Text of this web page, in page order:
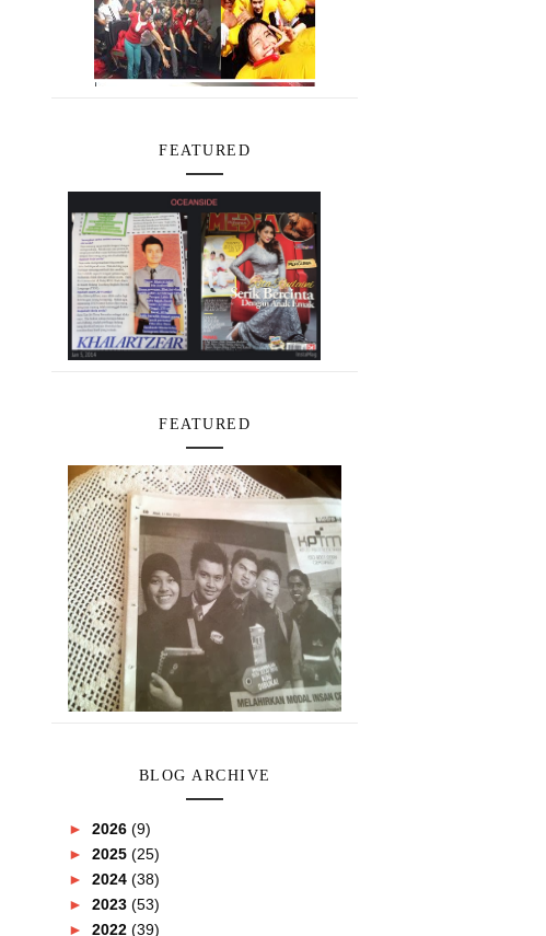
FEATURED
FEATURED
BLOG ARCHIVE
► 2026 (9)
► 2025 (25)
► 2024 (38)
► 2023 (53)
► 2022 (39)